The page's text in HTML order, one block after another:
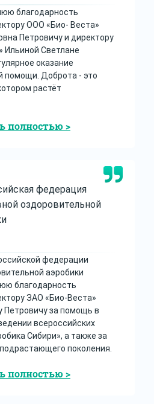
благодарность
ООО «Био- Веста»
Петровичу и директору
Светлане
оказание
помощи. Доброта - это
растёт
полностью >
федерация
оздоровительной
федерации
аэробики
благодарность
ЗАО «Био-Веста»
Петровичу за помощь в
всероссийских
Сибири», а также за
поколения.
полностью >